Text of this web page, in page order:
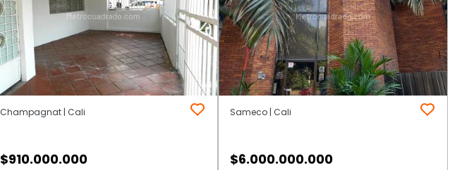
Champagnat | Cali
$910.000.000
Sameco | Cali
$6.000.000.000